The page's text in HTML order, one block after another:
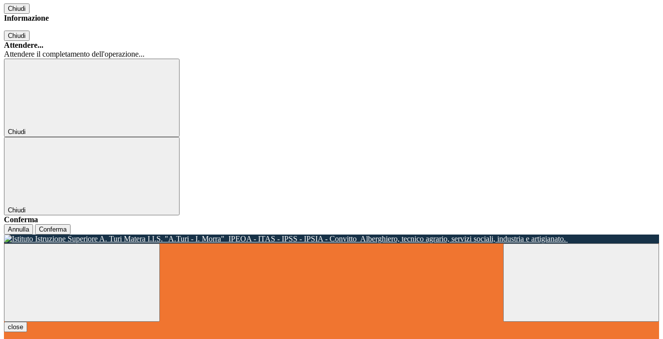
Chiudi
Informazione
Chiudi
Attendere...
Attendere il completamento dell'operazione...
Chiudi
Chiudi
Conferma
Annulla Conferma
I.I.S. "A.Turi - I. Morra" IPEOA - ITAS - IPSS - IPSIA - Convitto Alberghiero, tecnico agrario, servizi sociali, industria e artigianato.
close